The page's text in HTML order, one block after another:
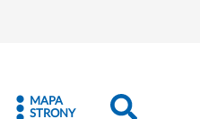
- Instagram
- LinkedIn
MAPA
STRONY